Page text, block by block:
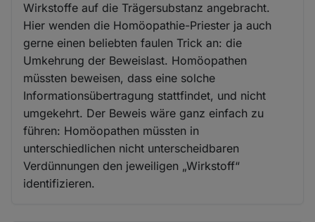
Wirkstoffe auf die Trägersubstanz angebracht.
Hier wenden die Homöopathie-Priester ja auch
gerne einen beliebten faulen Trick an: die
Umkehrung der Beweislast. Homöopathen
müssten beweisen, dass eine solche
Informationsübertragung stattfindet, und nicht
umgekehrt. Der Beweis wäre ganz einfach zu
führen: Homöopathen müssten in
unterschiedlichen nicht unterscheidbaren
Verdünnungen den jeweiligen „Wirkstoff“
identifizieren.